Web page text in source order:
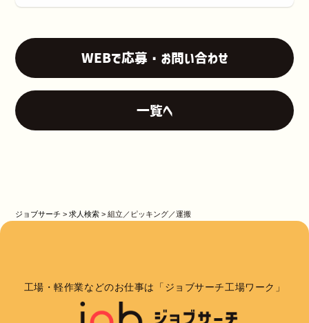
WEBで応募・お問い合わせ
一覧へ
ジョブサーチ >求人検索 >組立／ピッキング／運搬
工場・軽作業などのお仕事は「ジョブサーチ工場ワーク」